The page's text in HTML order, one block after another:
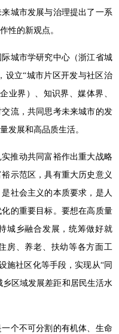
城市发展与治理提出了一系
性的新观点。
城市学研究中心（浙江省城
设立“城市片区开发与社区治
业界）、知识界、媒体界、
流，共同思考未来城市的发
发展和高品质生活。
推动共同富裕作出重大战略
示范区，具有重大历史意义
社会主义的本质要求，是人
的重要目标。要想在高质量
城乡融合发展，统筹做好就
房、养老、扶幼等各方面工
施社区化等手段，实现从“同
乡区域发展差距和居民生活水
个不可分割的有机体、生命